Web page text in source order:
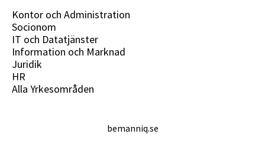
Kontor och Administration
Socionom
IT och Datatjänster
Information och Marknad
Juridik
HR
Alla Yrkesområden
bemanniq.se